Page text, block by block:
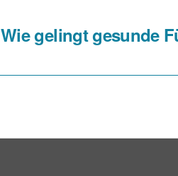
Wie gelingt gesunde